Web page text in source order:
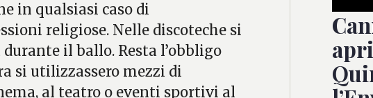
in qualsiasi caso di
religiose. Nelle discoteche si
il ballo. Resta l’obbligo
si utilizzassero mezzi di
al teatro o eventi sportivi al